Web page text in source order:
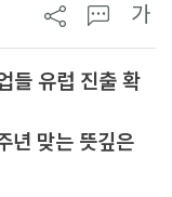
가
들 유럽 진출 확
년 맞는 뜻깊은